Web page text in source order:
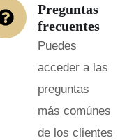
Preguntas
frecuentes
Puedes
acceder a las
preguntas
más comúnes
de los clientes